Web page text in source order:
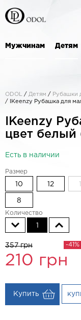
Мужчинам Детям
ODOL / Детям / Рубашки
/
IKeenzy Рубашка для
IKeenzy
цвет белый
Есть в наличии
Размер
10 12
8
Количество
357 грн
210 грн
-41%
Купить